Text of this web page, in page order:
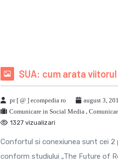
SUA: cum arata
pr [ @ ] ecompedia ro
august 3,
Comunicare in Social Media ,
1327 vizualizari
Confortul si conexiunea sunt cei 2
conform studiului „The Future of